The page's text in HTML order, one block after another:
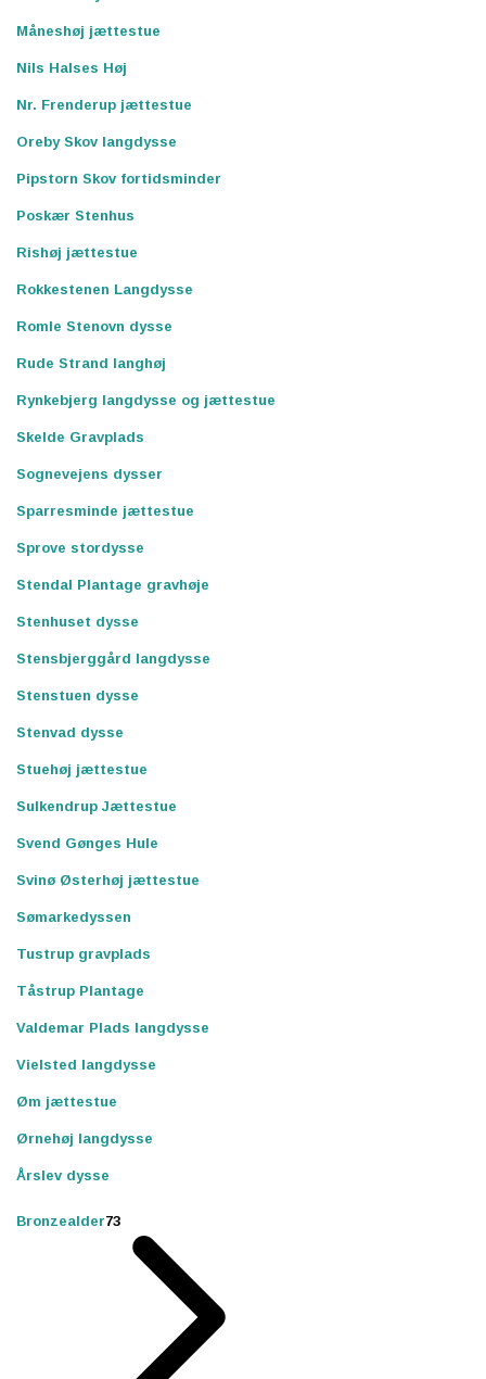
Måneshøj jættestue
Nils Halses Høj
Nr. Frenderup jættestue
Oreby Skov langdysse
Pipstorn Skov fortidsminder
Poskær Stenhus
Rishøj jættestue
Rokkestenen Langdysse
Romle Stenovn dysse
Rude Strand langhøj
Rynkebjerg langdysse og jættestue
Skelde Gravplads
Sognevejens dysser
Sparresminde jættestue
Sprove stordysse
Stendal Plantage gravhøje
Stenhuset dysse
Stensbjerggård langdysse
Stenstuen dysse
Stenvad dysse
Stuehøj jættestue
Sulkendrup Jættestue
Svend Gønges Hule
Svinø Østerhøj jættestue
Sømarkedyssen
Tustrup gravplads
Tåstrup Plantage
Valdemar Plads langdysse
Vielsted langdysse
Øm jættestue
Ørnehøj langdysse
Årslev dysse
Bronzealder73